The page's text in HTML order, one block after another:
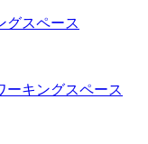
グスペース
ーキングスペース